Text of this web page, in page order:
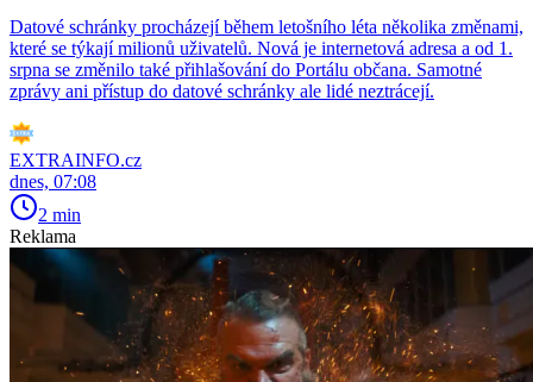
Datové schránky procházejí během letošního léta několika změnami,
které se týkají milionů uživatelů. Nová je internetová adresa a od 1.
srpna se změnilo také přihlašování do Portálu občana. Samotné
zprávy ani přístup do datové schránky ale lidé neztrácejí.
EXTRAINFO.cz
dnes, 07:08
2 min
Reklama